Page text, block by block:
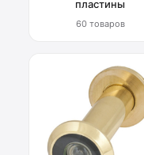
пластины
60 товаров